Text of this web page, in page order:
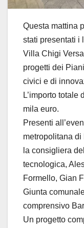
Questa mattina
stati presentati i
Villa Chigi
progetti dei
civici e di
L’importo totale
mila euro.
Presenti
metropolitana
la consigliera
tecnologica,
Formello, Gian
Giunta
comprensivo
Un progetto